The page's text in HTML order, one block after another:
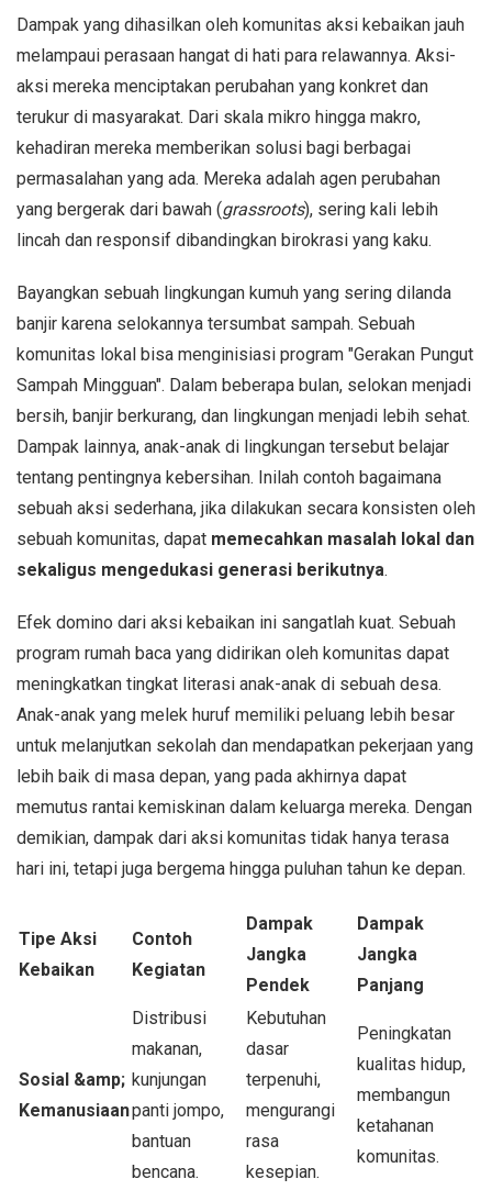
Dampak yang dihasilkan oleh komunitas aksi kebaikan jauh
melampaui perasaan hangat di hati para relawannya. Aksi-
aksi mereka menciptakan perubahan yang konkret dan
terukur di masyarakat. Dari skala mikro hingga makro,
kehadiran mereka memberikan solusi bagi berbagai
permasalahan yang ada. Mereka adalah agen perubahan
yang bergerak dari bawah (grassroots), sering kali lebih
lincah dan responsif dibandingkan birokrasi yang kaku.
Bayangkan sebuah lingkungan kumuh yang sering dilanda
banjir karena selokannya tersumbat sampah. Sebuah
komunitas lokal bisa menginisiasi program "Gerakan Pungut
Sampah Mingguan". Dalam beberapa bulan, selokan menjadi
bersih, banjir berkurang, dan lingkungan menjadi lebih sehat.
Dampak lainnya, anak-anak di lingkungan tersebut belajar
tentang pentingnya kebersihan. Inilah contoh bagaimana
sebuah aksi sederhana, jika dilakukan secara konsisten oleh
sebuah komunitas, dapat memecahkan masalah lokal dan
sekaligus mengedukasi generasi berikutnya.
Efek domino dari aksi kebaikan ini sangatlah kuat. Sebuah
program rumah baca yang didirikan oleh komunitas dapat
meningkatkan tingkat literasi anak-anak di sebuah desa.
Anak-anak yang melek huruf memiliki peluang lebih besar
untuk melanjutkan sekolah dan mendapatkan pekerjaan yang
lebih baik di masa depan, yang pada akhirnya dapat
memutus rantai kemiskinan dalam keluarga mereka. Dengan
demikian, dampak dari aksi komunitas tidak hanya terasa
hari ini, tetapi juga bergema hingga puluhan tahun ke depan.
Tipe Aksi
Kebaikan
Contoh
Kegiatan
Dampak
Jangka
Pendek
Dampak
Jangka
Panjang
Sosial &amp;
Kemanusiaan
Distribusi
makanan,
kunjungan
panti jompo,
bantuan
bencana.
Kebutuhan
dasar
terpenuhi,
mengurangi
rasa
kesepian.
Peningkatan
kualitas hidup,
membangun
ketahanan
komunitas.